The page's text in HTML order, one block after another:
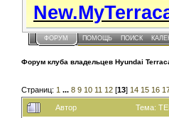
ФОРУМ ПОМОЩЬ ПОИСК
Форум клуба владельцев Hyundai
Страниц: 1 ... 8 9 10 11 12 [13] 14 15 16
Автор Тема: